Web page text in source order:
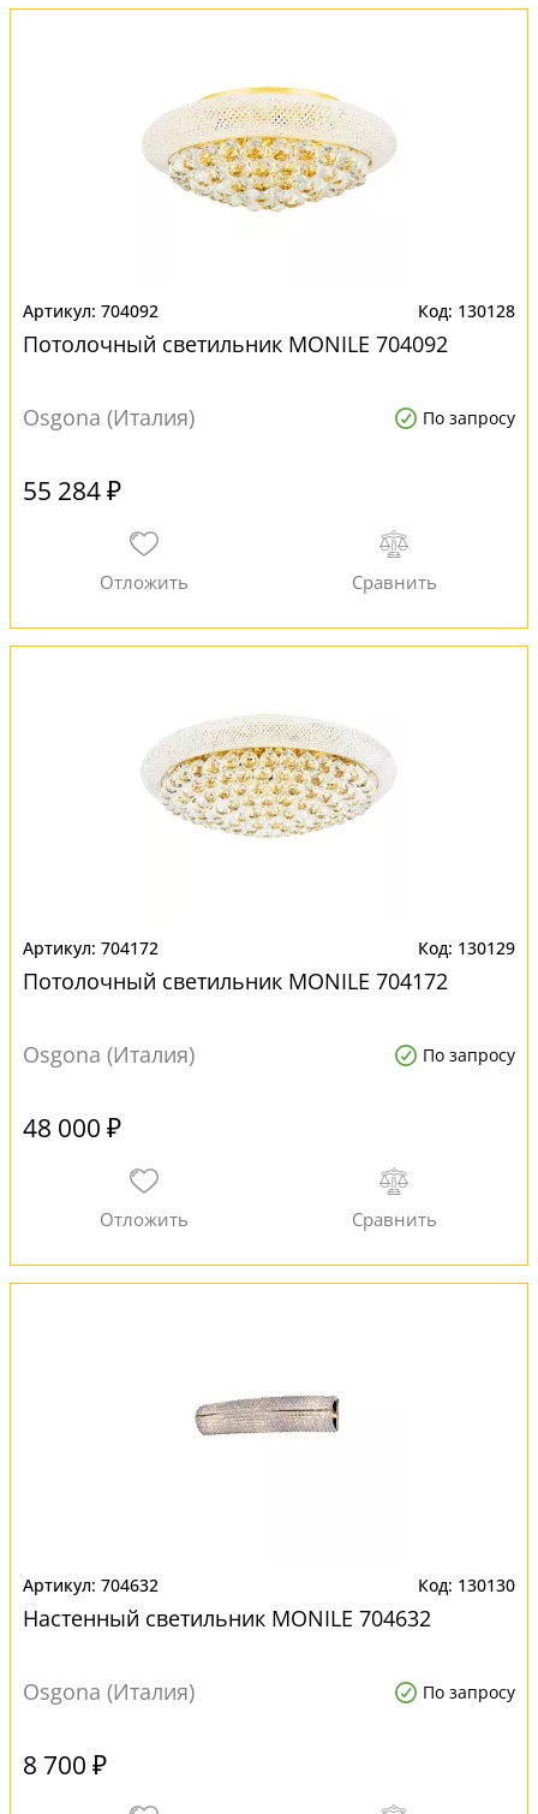
704092 130128
Потолочный светильник MONILE 704092
Osgona (Италия) По запросу
55 284 ₽
704172 130129
Потолочный светильник MONILE 704172
Osgona (Италия) По запросу
48 000 ₽
704632 130130
Настенный светильник MONILE 704632
Osgona (Италия) По запросу
8 700 ₽